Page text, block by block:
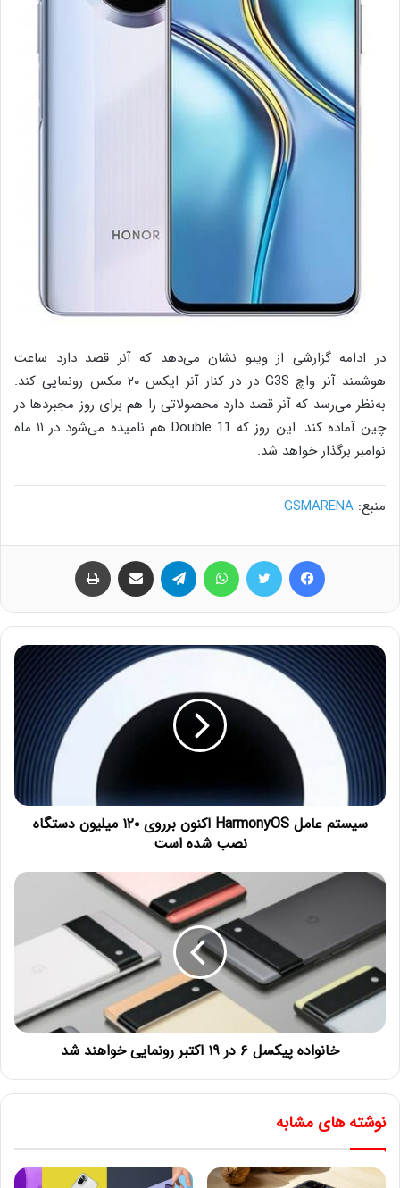
در ادامه گزارشی از ویبو نشان می‌دهد که آنر قصد دارد ساعت
هوشمند آنر واچ G3S در در کنار آنر ایکس ۲۰ مکس رونمایی کند.
به‌نظر می‌رسد که آنر قصد دارد محصولاتی را هم برای روز مجبردها در
چین آماده کند. این روز که Double 11 هم نامیده می‌شود در ۱۱ ماه
نوامبر برگذار خواهد شد.
منبع: GSMARENA
سیستم عامل HarmonyOS اکنون برروی ۱۲۰ میلیون دستگاه
نصب شده است
خانواده پیکسل ۶ در ۱۹ اکتبر رونمایی خواهند شد
نوشته های مشابه